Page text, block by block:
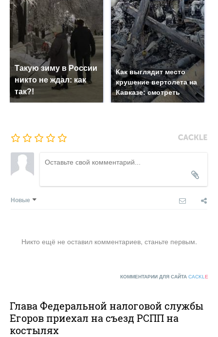
Такую зиму в России
никто не ждал: как
так?!
Как выглядит место
крушение вертолета на
Кавказе: смотреть
Новые
Никто ещё не оставил комментариев, станьте первым.
КОММЕНТАРИИ ДЛЯ САЙТА CACKL E
Глава Федеральной налоговой службы
Егоров приехал на съезд РСПП на
костылях